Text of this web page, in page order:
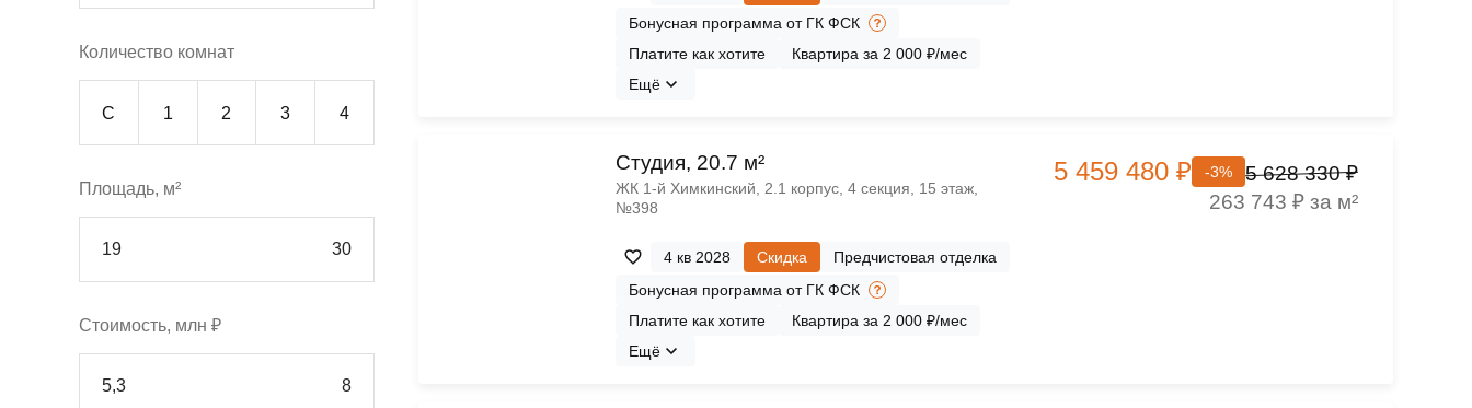
Количество комнат
С 1 2 3 4
Площадь, м²
Стоимость, млн ₽
Бонусная программа от ГК ФСК
Платите как хотите
Квартира за 2 000 ₽/мес
Ещё
Cтудия, 20.7 м²
ЖК 1‑й Химкинский, 2.1 корпус, 4 секция, 15 этаж,
№398
4 кв 2028 Скидка
Предчистовая отделка
Бонусная программа от ГК ФСК
Платите как хотите
Квартира за 2 000 ₽/мес
Ещё
5 459 480 ₽ -3%
5 628 330 ₽
263 743 ₽ за м²